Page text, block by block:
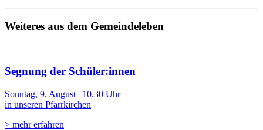
Weiteres aus dem Gemeindeleben
Segnung der Schüler:innen
Sonntag, 9. August | 10.30 Uhr
in unseren Pfarrkirchen
> mehr erfahren